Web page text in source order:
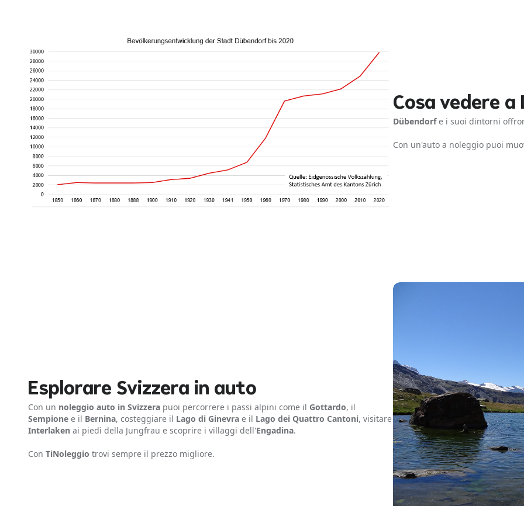
Cosa vedere
Dübendorfe i suoi dintorni
Con un'auto a noleggio puoi
Esplorare Svizzera in auto
Con un noleggio auto in Svizzera puoi percorrere i passi alpini come il Gottardo, il
Sempione e il Bernina, costeggiare il Lago di Ginevra e il Lago dei Quattro Cantoni, visitare
Interlaken ai piedi della Jungfrau e scoprire i villaggi dell'Engadina.
Con TiNoleggio trovi sempre il prezzo migliore.